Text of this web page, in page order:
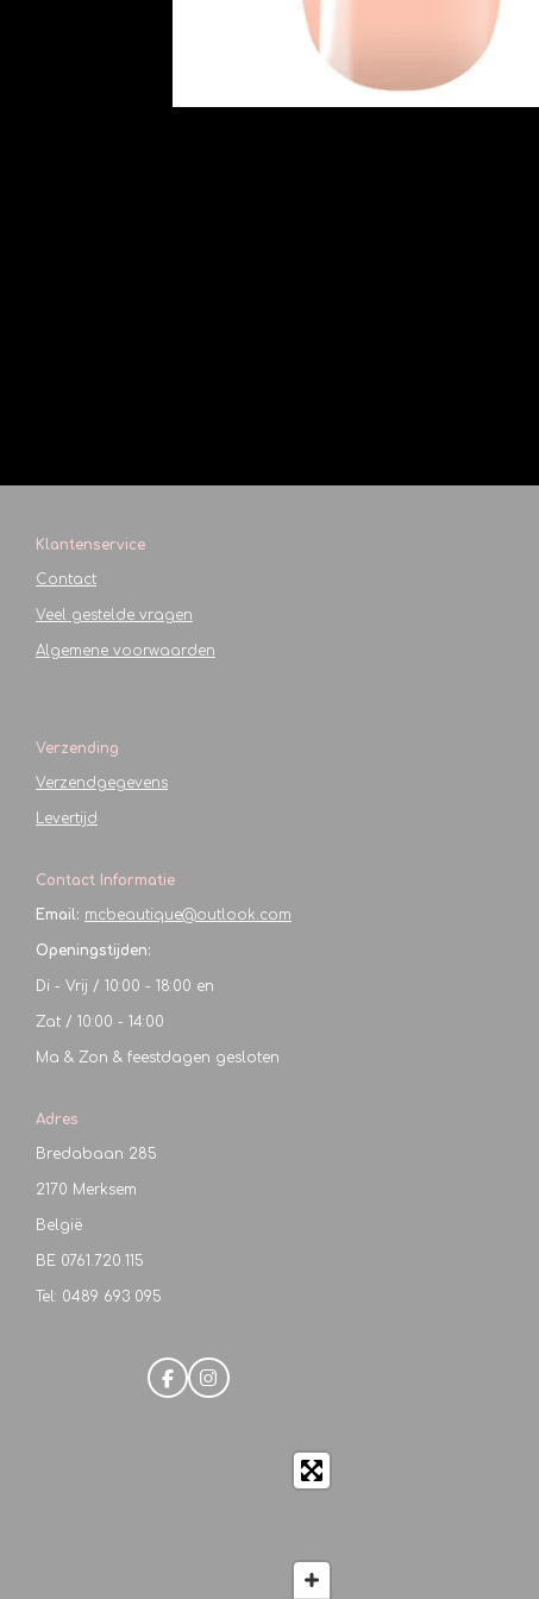
Klantenservice
Contact
Veel gestelde vragen
Algemene voorwaarden
Verzending
Verzendgegevens
Levertijd
Contact Informatie
Email: mcbeautique@outlook.com
Openingstijden:
Di - Vrij / 10:00 - 18:00 en
Zat / 10:00 - 14:00
Ma & Zon & feestdagen gesloten
Adres
Bredabaan 285
2170 Merksem
België
BE 0761.720.115
Tel: 0489 693 095
F
a
I
n